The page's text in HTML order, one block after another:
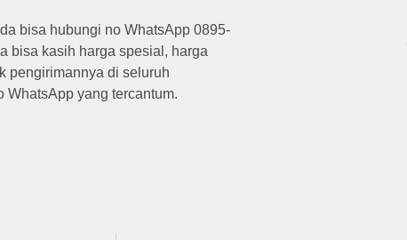
bisa hubungi no WhatsApp 0895-
bisa kasih harga spesial, harga
pengirimannya di seluruh
WhatsApp yang tercantum.